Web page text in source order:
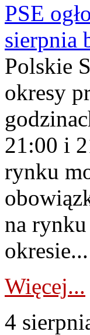
PSE
sierpnia
Polskie
okresy
21:00 i
rynku
na
okresie...
Więcej...
4